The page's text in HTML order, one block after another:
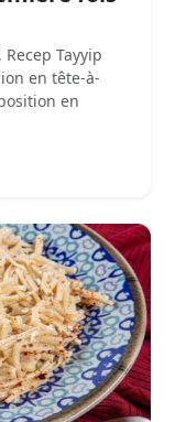
Tayyip
en tête-à-
en